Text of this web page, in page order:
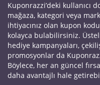
Kuponrazzi’deki kullanıcı
mağaza, kategori veya
ihtiyacınız olan kupon
kolayca bulabilirsiniz.
hediye kampanyaları,
promosyonlar da
Böylece, her an güncel
daha avantajlı hale